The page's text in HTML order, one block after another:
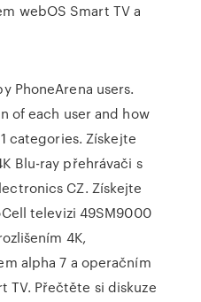
webOS Smart TV a
PhoneArena users.
of each user and how
categories. Získejte
Blu-ray přehrávači s
CZ. Získejte
televizi 49SM9000
4K,
alpha 7 a operačním
TV. Přečtěte si diskuze